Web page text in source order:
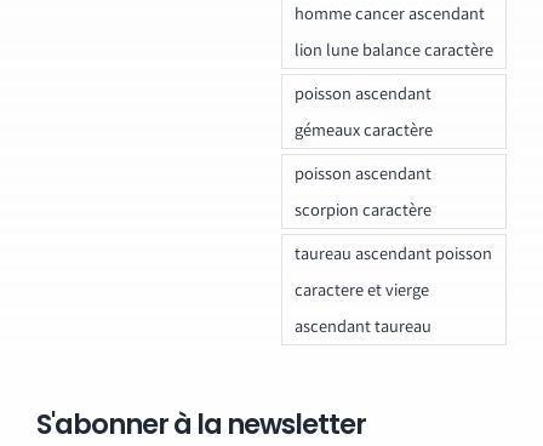
homme cancer ascendant
lion lune balance caractère
poisson ascendant
gémeaux caractère
poisson ascendant
scorpion caractère
taureau ascendant poisson
caractere et vierge
ascendant taureau
S'abonner à la newsletter